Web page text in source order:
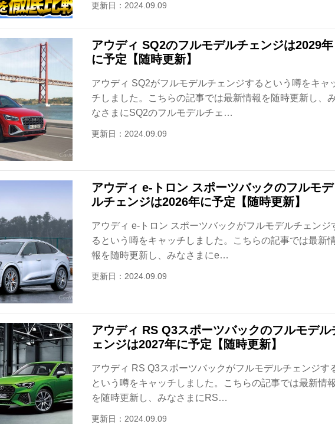
更新日：2024.09.09
アウディ SQ2のフルモデルチェンジは2029年
に予定【随時更新】
アウディ SQ2がフルモデルチェンジするという噂をキャ
チしました。こちらの記事では最新情報を随時更新し、
なさまにSQ2のフルモデルチェ…
更新日：2024.09.09
アウディ e-トロン スポーツバックのフルモデ
ルチェンジは2026年に予定【随時更新】
アウディ e-トロン スポーツバックがフルモデルチェンジ
るという噂をキャッチしました。こちらの記事では最新
報を随時更新し、みなさまにe…
更新日：2024.09.09
アウディ RS Q3スポーツバックのフルモデル
ェンジは2027年に予定【随時更新】
アウディ RS Q3スポーツバックがフルモデルチェンジす
という噂をキャッチしました。こちらの記事では最新情報
を随時更新し、みなさまにRS…
更新日：2024.09.09